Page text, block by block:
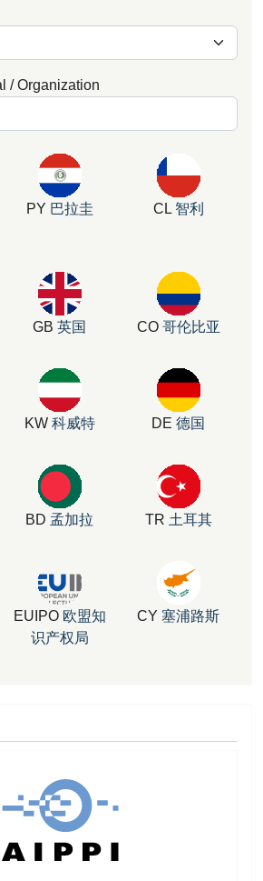
/ Organization
PY 巴拉圭 CL 智利
GB 英国 CO 哥伦比亚
KW 科威特 DE 德国
BD 孟加拉 TR 土耳其
EUIPO 欧盟知
识产权局
CY 塞浦路斯